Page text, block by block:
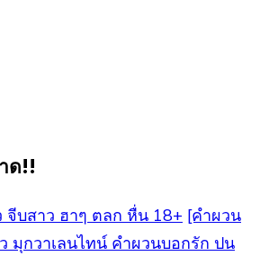
ด!!
[คำผวน
มุกวาเลนไทน์ คำผวนบอกรัก ปน